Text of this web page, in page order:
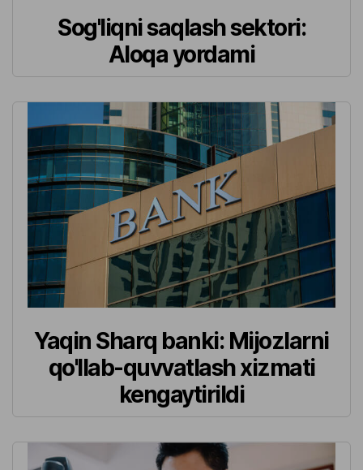
Sog'liqni saqlash sektori:
Aloqa yordami
Yaqin Sharq banki: Mijozlarni
qo'llab-quvvatlash xizmati
kengaytirildi